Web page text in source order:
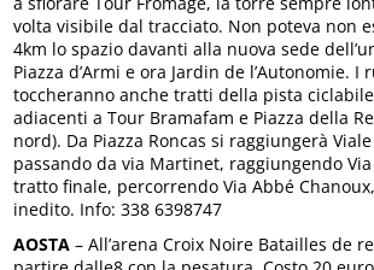
volta visibile dal tracciato. Non poteva non
4km lo spazio davanti alla nuova sede
Piazza d’Armi e ora Jardin de l’Autonomie. I
toccheranno anche tratti della pista
adiacenti a Tour Bramafam e Piazza della
nord). Da Piazza Roncas si raggiungerà
passando da via Martinet, raggiungendo
tratto finale, percorrendo Via Abbé
inedito. Info: 338 6398747
AOSTA – All’arena Croix Noire Batailles de